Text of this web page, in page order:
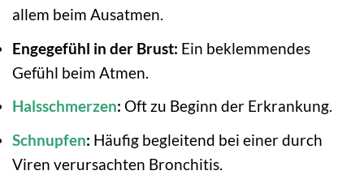
allem beim Ausatmen.
Engegefühl in der Brust: Ein beklemmendes
Gefühl beim Atmen.
Halsschmerzen: Oft zu Beginn der Erkrankung.
Schnupfen: Häufig begleitend bei einer durch
Viren verursachten Bronchitis.